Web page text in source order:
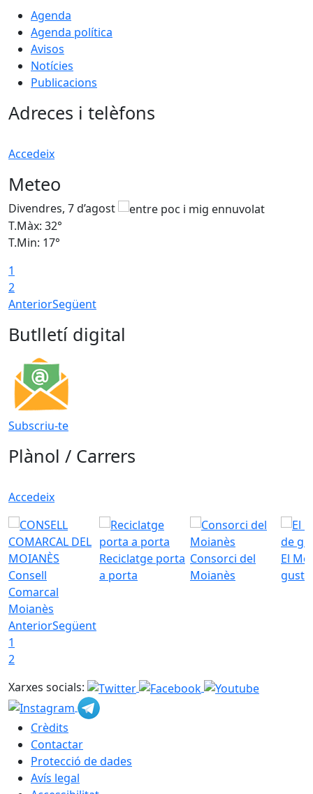
Agenda
Agenda política
Avisos
Notícies
Publicacions
Adreces i telèfons
Accedeix
Meteo
Divendres, 7 d’agost
T.Màx: 32°
T.Min: 17°
1
2
AnteriorSegüent
Butlletí digital
Subscriu-te
Plànol / Carrers
Accedeix
Consell
Comarcal
Moianès
Reciclatge porta
a porta
Consorci del
Moianès
El
gust
AnteriorSegüent
1
2
Xarxes socials:
Crèdits
Contactar
Protecció de dades
Avís legal